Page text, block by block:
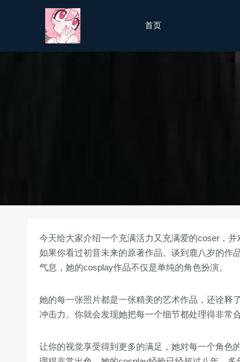
首页
今天给大家介绍一个充满活力又充满爱的coser，
如果你看过初音未来的原著作品。谈到鹿八岁的作
气息，她的cosplay作品不仅是单纯的角色扮演。
她的每一张照片都是一张精美的艺术作品，还诠释
冲击力。你就会发现她把每一个细节都处理得非常
让你的视觉享受得到更多的满足，她对每一个角色